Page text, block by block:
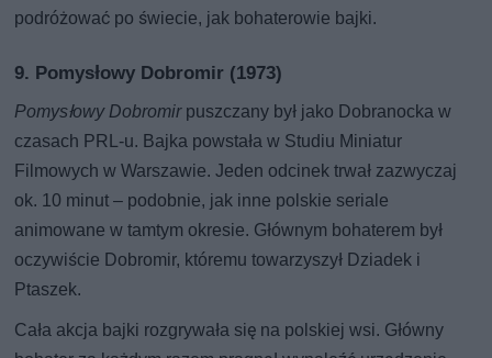
podróżować po świecie, jak bohaterowie bajki.
9. Pomysłowy Dobromir (1973)
Pomysłowy Dobromirpuszczany był jako Dobranocka w
czasach PRL-u. Bajka powstała w Studiu Miniatur
Filmowych w Warszawie. Jeden odcinek trwał zazwyczaj
ok. 10 minut – podobnie, jak inne polskie seriale
animowane w tamtym okresie. Głównym bohaterem był
oczywiście Dobromir, któremu towarzyszył Dziadek i
Ptaszek.
Cała akcja bajki rozgrywała się na polskiej wsi. Główny